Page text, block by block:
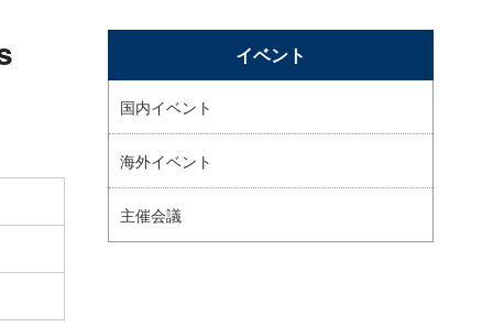
イベント
国内イベント
海外イベント
主催会議